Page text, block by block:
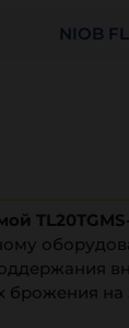
NIOB
брожения на